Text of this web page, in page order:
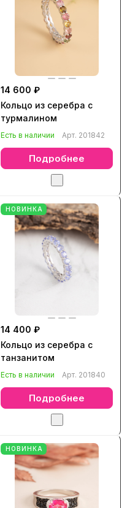
14 600 ₽
Кольцо из серебра с
турмалином
Есть в наличии Арт. 201842
Подробнее
НОВИНКА
14 400 ₽
Кольцо из серебра с
танзанитом
Есть в наличии Арт. 201840
Подробнее
НОВИНКА